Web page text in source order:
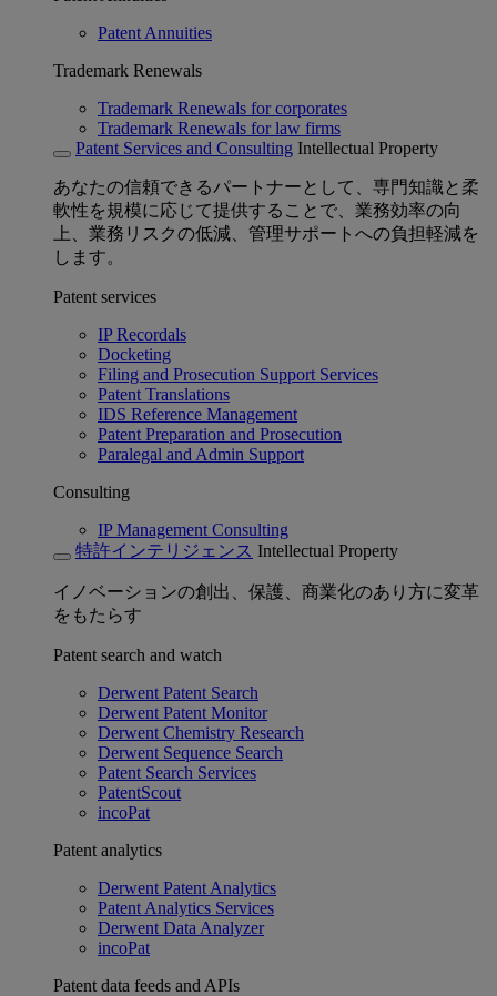
Patent Annuities
Trademark Renewals
Trademark Renewals for corporates
Trademark Renewals for law firms
Patent Services and Consulting Intellectual Property
あなたの信頼できるパートナーとして、専門知識と柔
軟性を規模に応じて提供することで、業務効率の向
上、業務リスクの低減、管理サポートへの負担軽減を
します。
Patent services
IP Recordals
Docketing
Filing and Prosecution Support Services
Patent Translations
IDS Reference Management
Patent Preparation and Prosecution
Paralegal and Admin Support
Consulting
IP Management Consulting
特許インテリジェンス Intellectual Property
イノベーションの創出、保護、商業化のあり方に変革
をもたらす
Patent search and watch
Derwent Patent Search
Derwent Patent Monitor
Derwent Chemistry Research
Derwent Sequence Search
Patent Search Services
PatentScout
incoPat
Patent analytics
Derwent Patent Analytics
Patent Analytics Services
Derwent Data Analyzer
incoPat
Patent data feeds and APIs